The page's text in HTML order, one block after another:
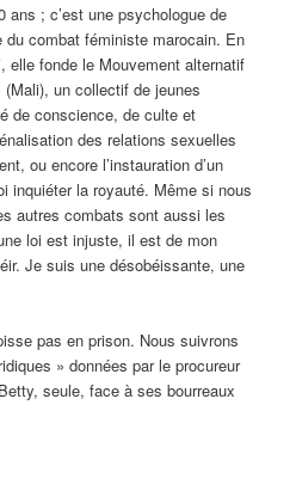
ans ; c’est une psychologue de
du combat féministe marocain. En
elle fonde le Mouvement alternatif
un collectif de jeunes
de conscience, de culte et
des relations sexuelles
ou encore l’instauration d’un
inquiéter la royauté. Même si nous
autres combats sont aussi les
loi est injuste, il est de mon
Je suis une désobéissante, une
pas en prison. Nous suivrons
» données par le procureur
seule, face à ses bourreaux